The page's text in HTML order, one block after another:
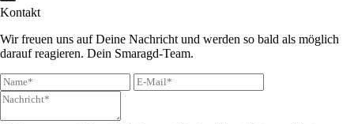
Kontakt
Wir freuen uns auf Deine Nachricht und werden so bald als möglich
darauf reagieren. Dein Smaragd-Team.